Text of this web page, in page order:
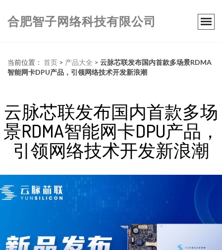
合肥智子网络科技有限公司
当前位置： 首页 > 产品大全 > 云脉芯联发布国内首款多场景RDMA
智能网卡DPU产品，引领网络技术开发新浪潮
云脉芯联发布国内首款多场
景RDMA智能网卡DPU产品，
引领网络技术开发新浪潮